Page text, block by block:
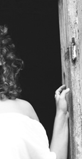
w galerię